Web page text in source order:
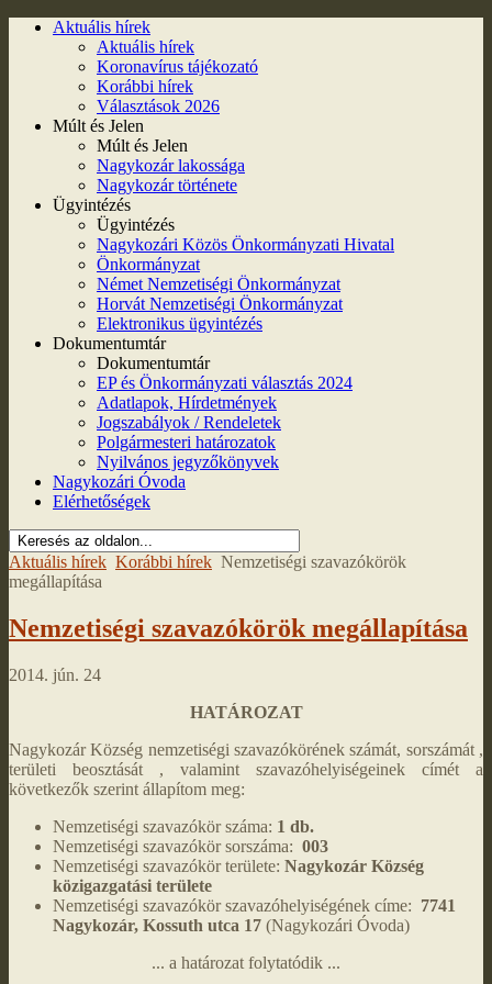
Aktuális hírek
Aktuális hírek
Koronavírus tájékozató
Korábbi hírek
Választások 2026
Múlt és Jelen
Múlt és Jelen
Nagykozár lakossága
Nagykozár története
Ügyintézés
Ügyintézés
Nagykozári Közös Önkormányzati Hivatal
Önkormányzat
Német Nemzetiségi Önkormányzat
Horvát Nemzetiségi Önkormányzat
Elektronikus ügyintézés
Dokumentumtár
Dokumentumtár
EP és Önkormányzati választás 2024
Adatlapok, Hírdetmények
Jogszabályok / Rendeletek
Polgármesteri határozatok
Nyilvános jegyzőkönyvek
Nagykozári Óvoda
Elérhetőségek
Aktuális hírek Korábbi hírek Nemzetiségi szavazókörök
megállapítása
Nemzetiségi szavazókörök megállapítása
2014. jún. 24
HATÁROZAT
Nagykozár Község nemzetiségi szavazókörének számát, sorszámát ,
területi beosztását , valamint szavazóhelyiségeinek címét a
következők szerint állapítom meg:
Nemzetiségi szavazókör száma: 1 db.
Nemzetiségi szavazókör sorszáma: 003
Nemzetiségi szavazókör területe: Nagykozár Község
közigazgatási területe
Nemzetiségi szavazókör szavazóhelyiségének címe: 7741
Nagykozár, Kossuth utca 17 (Nagykozári Óvoda)
... a határozat folytatódik ...